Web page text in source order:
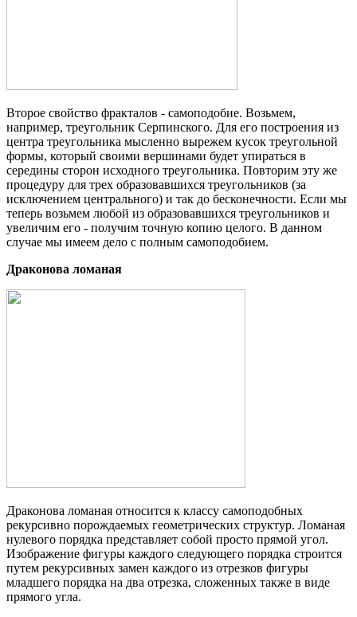
Второе свойство фракталов - самоподобие. Возьмем,
например, треугольник Серпинского. Для его построения из
центра треугольника мысленно вырежем кусок треугольной
формы, который своими вершинами будет упираться в
середины сторон исходного треугольника. Повторим эту же
процедуру для трех образовавшихся треугольников (за
исключением центрального) и так до бесконечности. Если мы
теперь возьмем любой из образовавшихся треугольников и
увеличим его - получим точную копию целого. В данном
случае мы имеем дело с полным самоподобием.
Драконова ломаная
Драконова ломаная относится к классу самоподобных
рекурсивно порождаемых геометрических структур. Ломаная
нулевого порядка представляет собой просто прямой угол.
Изображение фигуры каждого следующего порядка строится
путем рекурсивных замен каждого из отрезков фигуры
младшего порядка на два отрезка, сложенных также в виде
прямого угла.